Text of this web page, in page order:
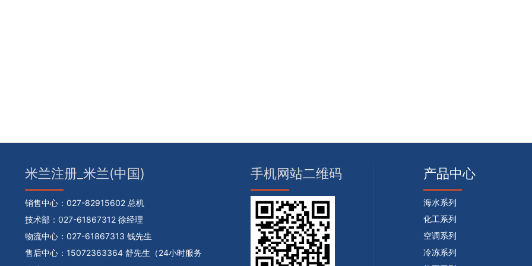
米兰注册_米兰(中国)
销售中心： 027-82915602 总机
技术部： 027-61867312 徐经理
物流中心： 027-61867313 钱先生
售后中心： 15072363364 舒先生（24小时服务
手机网站二维码 产品中心
海水系列
化工系列
空调系列
冷冻系列